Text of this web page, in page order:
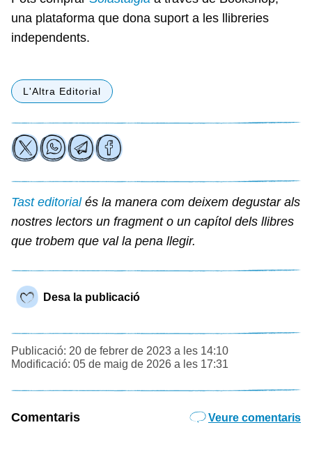
una plataforma que dona suport a les llibreries
independents.
L'Altra Editorial
Tast editorialés la manera com deixem degustar als
nostres lectors un fragment o un capítol dels llibres
que trobem que val la pena llegir.
Desa la publicació
Publicació: 20 de febrer de 2023 a les 14:10
Modificació: 05 de maig de 2026 a les 17:31
Comentaris Veure comentaris